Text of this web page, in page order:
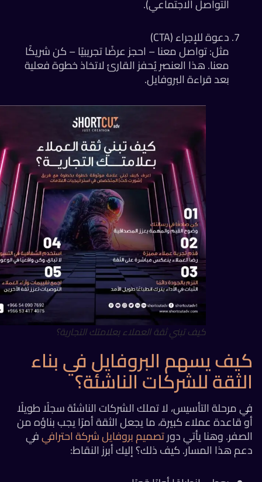
التواصل الاجتماعي).
دعوة للإجراء (CTA)
مثل: تواصل معنا – احجز عرضًا تجريبيًا – كن شريكًا
معنا. هذا العنصر يُحفز القارئ لاتخاذ خطوة فعلية
بعد قراءة البروفايل.
كيف تبني ثقة العملاء بعلامتك التجارية؟
يسهم البروفايل في بناء
للشركات الناشئة؟
مرحلة التأسيس، لا تملك الشركات الناشئة سجلًا طويلًا
قاعدة عملاء كبيرة، ما يجعل الثقة أمرًا يجب بناؤه من
وهنا يأتي دورتصميم بروفايل شركة احترافيفي
هذا المسار. كيف ذلك؟ إليك أبرز النقاط: